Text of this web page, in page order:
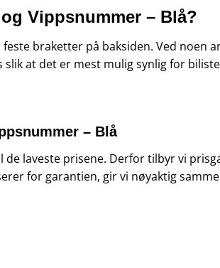
Vippsnummer – Blå?
braketter på baksiden. Ved noen
at det er mest mulig synlig for
– Blå
de laveste prisene. Derfor tilbyr vi
for garantien, gir vi nøyaktig